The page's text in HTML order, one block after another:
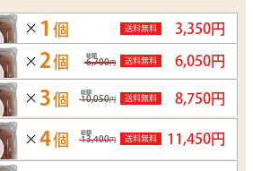
1 個 送料無料 3,350円
2個 総額
6,700円 送料無料 6,050円
3個 総額
10,050円 送料無料 8,750円
4個 総額
13,400円 送料無料 11,450円